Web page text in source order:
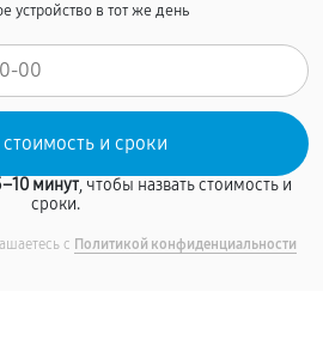
устройство в тот же день
минут, чтобы назвать стоимость и
сроки.
с Политикой конфиденциальности